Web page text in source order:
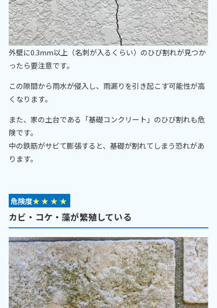
外壁に0.3mm以上（名刺が入るくらい）のひび割れが見つか
ったら要注意です。
この隙間から雨水が侵入し、雨漏りを引き起こす可能性が高
くなります。
また、家の土台である「基礎コンクリート」のひび割れも危
険です。
中の鉄筋がサビて膨張すると、基礎が割れてしまう恐れがあ
ります。
危険度★★★★
カビ・コケ・藻が繁殖している